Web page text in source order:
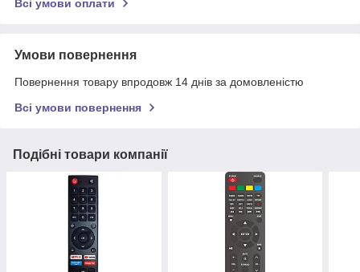
Всі умови оплати
Умови повернення
Повернення товару впродовж 14 днів за домовленістю
Всі умови повернення
Подібні товари компанії